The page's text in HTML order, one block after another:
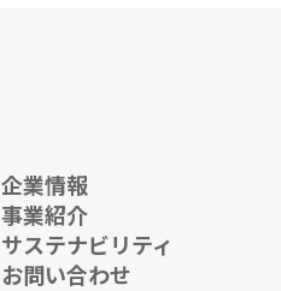
企業情報
事業紹介
サステナビリティ
お問い合わせ